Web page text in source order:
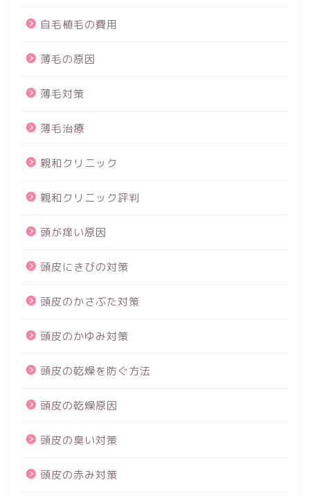
自毛植毛の費用
薄毛の原因
薄毛対策
薄毛治療
親和クリニック
親和クリニック評判
頭が痒い原因
頭皮にきびの対策
頭皮のかさぶた対策
頭皮のかゆみ対策
頭皮の乾燥を防ぐ方法
頭皮の乾燥原因
頭皮の臭い対策
頭皮の赤み対策